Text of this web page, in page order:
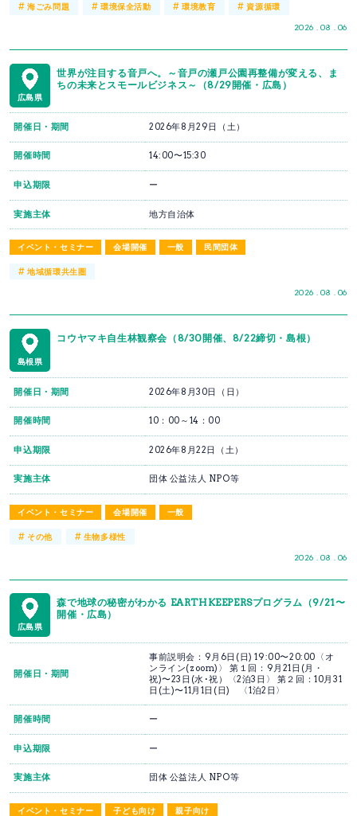
2026 . 08 . 06
#海ごみ問題 # 環境保全活動 #環境教育 #資源循環
広島県
世界が注目する音戸へ。～音戸の瀬戸公園再整備が変える、ま
ちの未来とスモールビジネス～（8/29開催・広島）
イベント・セミナー 会場開催 一般 民間団体
2026 . 08 . 06
開催日・期間 2026年8月29日（土）
開催時間 14:00〜15:30
申込期限 ー
実施主体 地方自治体
#地域循環共生圏
島根県
コウヤマキ自生林観察会（8/30開催、8/22締切・島根）
イベント・セミナー 会場開催 一般
2026 . 08 . 06
開催日・期間 2026年8月30日（日）
開催時間 10：00～14：00
申込期限 2026年8月22日（土）
実施主体 団体 公益法人 NPO等
#その他 # 生物多様性
広島県
森で地球の秘密がわかる EARTHKEEPERSプログラム（9/21〜
開催・広島）
イベント・セミナー 子ども向け 親子向け
開催日・期間
事前説明会：9月6日(日) 19:00〜20:00〈オ
ンライン(zoom)〉 第１回：9月21日(月・
祝)〜23日(水･祝）〈2泊3日〉 第２回：10月31
日(土)〜11月1日(日) 〈1泊2日〉
開催時間 ー
申込期限 ー
実施主体 団体 公益法人 NPO等